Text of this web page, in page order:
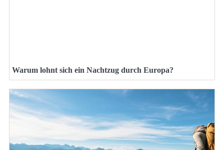
Warum lohnt sich ein Nachtzug durch Europa?